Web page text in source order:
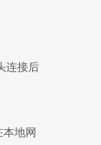
连接后
本地网